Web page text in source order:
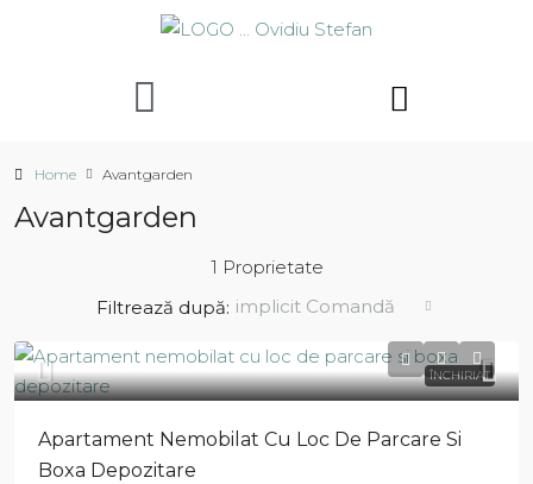
Home Avantgarden
Avantgarden
1 Proprietate
Filtrează după: implicit Comandă
ÎNCHIRIAT
Apartament Nemobilat Cu Loc De Parcare Si
Boxa Depozitare